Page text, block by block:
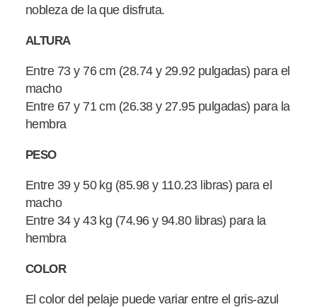
nobleza de la que disfruta.
ALTURA
Entre 73 y 76 cm (28.74 y 29.92 pulgadas) para el
macho
Entre 67 y 71 cm (26.38 y 27.95 pulgadas) para la
hembra
PESO
Entre 39 y 50 kg (85.98 y 110.23 libras) para el
macho
Entre 34 y 43 kg (74.96 y 94.80 libras) para la
hembra
COLOR
El color del pelaje puede variar entre el gris-azul